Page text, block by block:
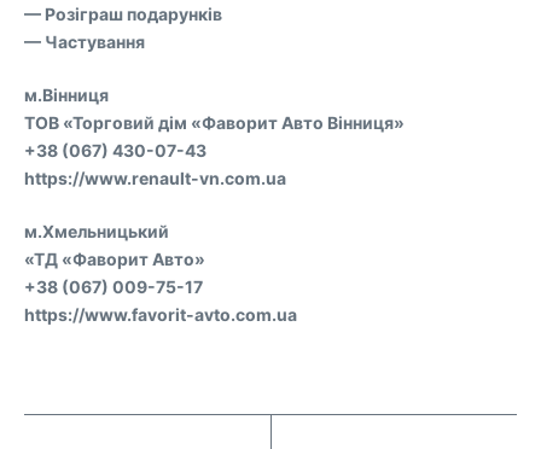
— Розіграш подарунків
— Частування
м.Вінниця
ТОВ «Торговий дім «Фаворит Авто Вінниця»
+38 (067) 430-07-43
https://www.renault-vn.com.ua
м.Хмельницький
«ТД «Фаворит Авто»
+38 (067) 009-75-17
https://www.favorit-avto.com.ua